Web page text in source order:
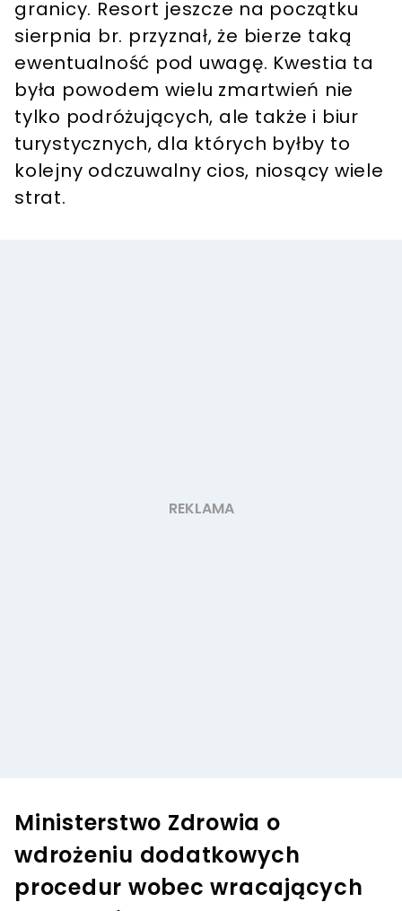
granicy. Resort jeszcze na początku
sierpnia br. przyznał, że bierze taką
ewentualność pod uwagę. Kwestia ta
była powodem wielu zmartwień nie
tylko podróżujących, ale także i biur
turystycznych, dla których byłby to
kolejny odczuwalny cios, niosący wiele
strat.
Ministerstwo Zdrowia o
wdrożeniu dodatkowych
procedur wobec wracających